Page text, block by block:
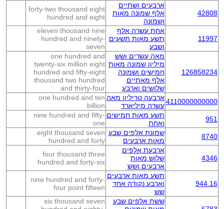
42808
ארבעים ושתיים
אלף שמונה מאות
ושמונה
forty-two thousand eight
hundred and eight
11997
אחת עשרה אלף
תשע מאות תשעים
ושבע
eleven thousand nine
hundred and ninety-
seven
126858234
מאה עשרים ושש
מיליון שמונה מאות
חמישים ושמונה
אלף מאתיים
שלושים וארבע
one hundred and
twenty-six million eight
hundred and fifty-eight
thousand two hundred
and thirty-four
4110000000000 ארבעה טריליון מאה
עשרה מיליארד
one hundred and ten
billion
951
תשע מאות חמישים
ואחת
nine hundred and fifty-
one
8740
שמונת אלפים שבע
מאות ארבעים
eight thousand seven
hundred and forty
4346
ארבעת אלפים
שלוש מאות
ארבעים ושש
four thousand three
hundred and forty-six
944.16
תשע מאות ארבעים
וארבע נקודה אחד
שש
nine hundred and forty-
four point fifteen
ששת אלפים שבע
six thousand seven